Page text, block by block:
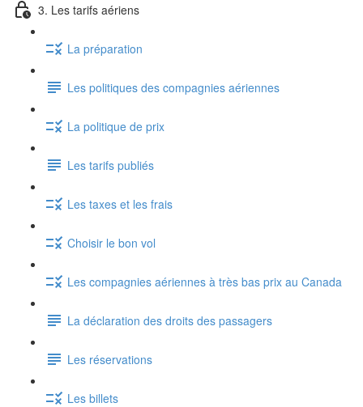
3. Les tarifs aériens
La préparation
Les politiques des compagnies aériennes
La politique de prix
Les tarifs publiés
Les taxes et les frais
Choisir le bon vol
Les compagnies aériennes à très bas prix au Canada
La déclaration des droits des passagers
Les réservations
Les billets